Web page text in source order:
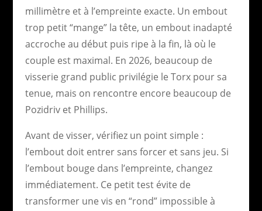
millimètre et à l’empreinte exacte. Un embout
trop petit “mange” la tête, un embout inadapté
accroche au début puis ripe à la fin, là où le
couple est maximal. En 2026, beaucoup de
visserie grand public privilégie le Torx pour sa
tenue, mais on rencontre encore beaucoup de
Pozidriv et Phillips.
Avant de visser, vérifiez un point simple :
l’embout doit entrer sans forcer et sans jeu. Si
l’embout bouge dans l’empreinte, changez
immédiatement. Ce petit test évite de
transformer une vis en “rond” impossible à